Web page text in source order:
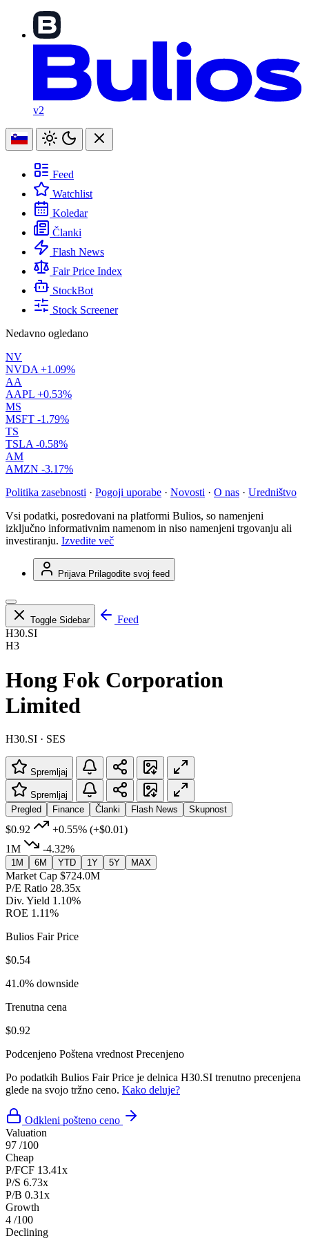
v2
Feed
Watchlist
Koledar
Članki
Flash News
Fair Price Index
StockBot
Stock Screener
Nedavno ogledano
NV
NVDA +1.09%
AA
AAPL +0.53%
MS
MSFT -1.79%
TS
TSLA -0.58%
AM
AMZN -3.17%
Politika zasebnosti · Pogoji uporabe · Novosti · O nas · Uredništvo
Vsi podatki, posredovani na platformi Bulios, so namenjeni
izključno informativnim namenom in niso namenjeni trgovanju ali
investiranju. Izvedite več
Prijava Prilagodite svoj feed
Toggle Sidebar
Feed
H30.SI
H3
Hong Fok Corporation
Limited
H30.SI · SES
Spremljaj
Spremljaj
Pregled
Finance Članki Flash News Skupnost
$0.92 +0.55% (+$0.01)
1M
-4.32%
1M 6M YTD 1Y 5Y MAX
Market Cap $724.0M
P/E Ratio 28.35x
Div. Yield 1.10%
ROE 1.11%
Bulios Fair Price
$0.54
41.0% downside
Trenutna cena
$0.92
Podcenjeno Poštena vrednost Precenjeno
Po podatkih Bulios Fair Price je delnica H30.SI trenutno precenjena
glede na svojo tržno ceno. Kako deluje?
Odkleni pošteno ceno
Valuation
97 /100
Cheap
P/FCF 13.41x
P/S 6.73x
P/B 0.31x
Growth
4 /100
Declining